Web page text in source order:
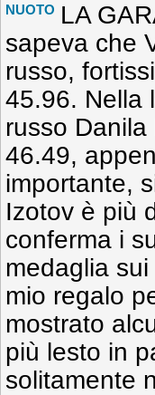
NUOTO LA
sapeva che
russo,
45.96. Nella
russo
46.49,
importante,
Izotov è più
conferma i
medaglia
mio regalo
mostrato
più lesto in
solitamente